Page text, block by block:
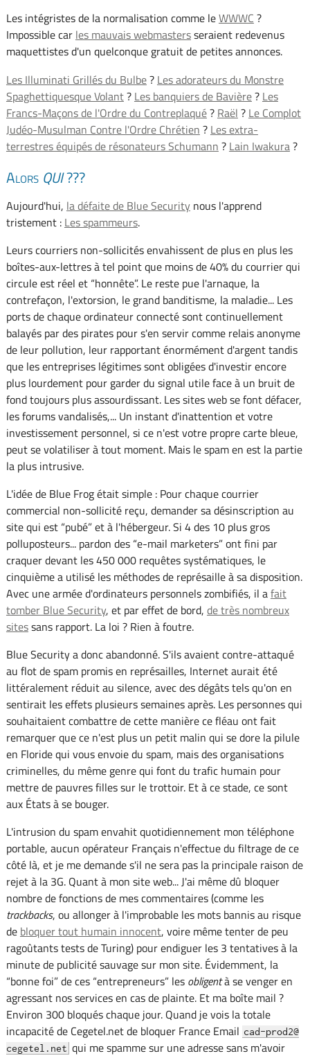
Les intégristes de la normalisation comme leWWWC ?
Impossible car les mauvais webmastersseraient redevenus
maquettistes d'un quelconque gratuit de petites annonces.
Les Illuminati Grillés du Bulbe? Les adorateurs du Monstre
Spaghettiquesque Volant? Les banquiers de Bavière? Les
Francs-Maçons de l'Ordre du Contreplaqué? Raël ? Le Complot
Judéo-Musulman Contre l'Ordre Chrétien ? Les extra-
terrestres équipés de résonateurs Schumann ? Lain Iwakura?
Alors QUI???
Aujourd'hui, la défaite de Blue Securitynous l'apprend
tristement : Les spammeurs.
Leurs courriers non-sollicités envahissent de plus en plus les
boîtes-aux-lettres à tel point que moins de 40% du courrier qui
circule est réel et “honnête”. Le reste pue l'arnaque, la
contrefaçon, l'extorsion, le grand banditisme, la maladie... Les
ports de chaque ordinateur connecté sont continuellement
balayés par des pirates pour s'en servir comme relais anonyme
de leur pollution, leur rapportant énormément d'argent tandis
que les entreprises légitimes sont obligées d'investir encore
plus lourdement pour garder du signal utile face à un bruit de
fond toujours plus assourdissant. Les sites web se font défacer,
les forums vandalisés,... Un instant d'inattention et votre
investissement personnel, si ce n'est votre propre carte bleue,
peut se volatiliser à tout moment. Mais le spam en est la partie
la plus intrusive.
L'idée de Blue Frog était simple : Pour chaque courrier
commercial non-sollicité reçu, demander sa désinscription au
site qui est “pubé” et à l'hébergeur. Si 4 des 10 plus gros
polluposteurs... pardon des “e-mail marketers” ont fini par
craquer devant les 450 000 requêtes systématiques, le
cinquième a utilisé les méthodes de représaille à sa disposition.
Avec une armée d'ordinateurs personnels zombifiés, il afait
tomber Blue Security, et par effet de bord, de très nombreux
sitessans rapport. La loi ? Rien à foutre.
Blue Security a donc abandonné. S'ils avaient contre-attaqué
au flot de spam promis en représailles, Internet aurait été
littéralement réduit au silence, avec des dégâts tels qu'on en
sentirait les effets plusieurs semaines après. Les personnes qui
souhaitaient combattre de cette manière ce fléau ont fait
remarquer que ce n'est plus un petit malin qui se dore la pilule
en Floride qui vous envoie du spam, mais des organisations
criminelles, du même genre qui font du trafic humain pour
mettre de pauvres filles sur le trottoir. Et à ce stade, ce sont
aux États à se bouger.
L'intrusion du spam envahit quotidiennement mon téléphone
portable, aucun opérateur Français n'effectue du filtrage de ce
côté là, et je me demande s'il ne sera pas la principale raison de
rejet à la 3G. Quant à mon site web... J'ai même dû bloquer
nombre de fonctions de mes commentaires (comme les
trackbacks, ou allonger à l'improbable les mots bannis au risque
de bloquer tout humain innocent, voire même tenter de peu
ragoûtants tests de Turing) pour endiguer les 3 tentatives à la
minute de publicité sauvage sur mon site. Évidemment, la
“bonne foi” de ces “entrepreneurs” les obligentà se venger en
agressant nos services en cas de plainte. Et ma boîte mail ?
Environ 300 bloqués chaque jour. Quand je vois la totale
incapacité de Cegetel.net de bloquer France Email cad-prod2@
cegetel.net qui me spamme sur une adresse sans m'avoir